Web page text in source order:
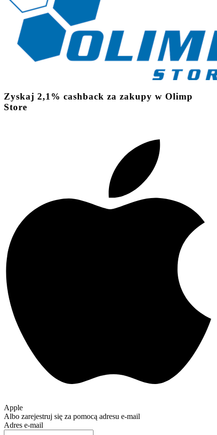
Zyskaj 2,1% cashback za zakupy w Olimp
Store
Apple
Albo zarejestruj się za pomocą adresu e-mail
Adres e-mail